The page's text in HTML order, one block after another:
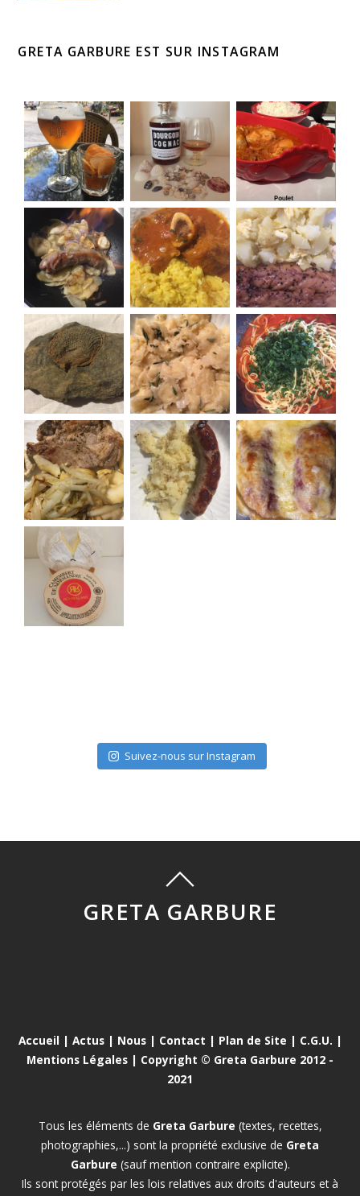
GRETA GARBURE EST SUR INSTAGRAM
Suivez-nous sur Instagram
GRETA GARBURE
Accueil | Actus| Nous| Contact | Plan de Site | C.G.U. |
Mentions Légales | Copyright © Greta Garbure 2012 -
2021
Tous les éléments de Greta Garbure (textes, recettes,
photographies,...) sont la propriété exclusive de Greta
Garbure (sauf mention contraire explicite).
Ils sont protégés par les lois relatives aux droits d'auteurs et à